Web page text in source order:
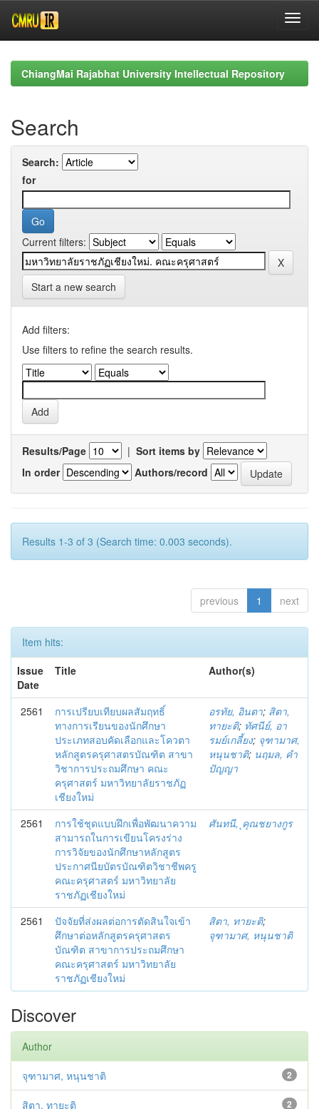
navigationChiangMai Rajabhat University Intellectual Repository
Search
Search:
for
Current filters:
Start a new search
Add filters:
Use filters to refine the search results.
Results/Page | Sort items by
In order
Authors/record
Results 1-3 of 3 (Search time: 0.003 seconds).
previous 1 next
Item hits:
Issue
Date
Title Author(s)
2561
การเปรียบเทียบผลสัมฤทธิ์
ทางการเรียนของนักศึกษา
ประเภทสอบคัดเลือกและโควตา
หลักสูตรครุศาสตรบัณฑิต สาขา
วิชาการประถมศึกษา คณะ
ครุศาสตร์ มหาวิทยาลัยราชภัฏ
เชียงใหม่
อรทัย, อินตา; สิตา,
ทายะติ; ทัศนีย์, อา
รมย์เกลี้ยง; จุฑามาศ,
หนุนชาติ; นฤมล, คำ
ปัญญา
2561
การใช้ชุดแบบฝึกเพื่อพัฒนาความ
สามารถในการเขียนโครงร่าง
การวิจัยของนักศึกษาหลักสูตร
ประกาศนียบัตรบัณฑิตวิชาชีพครู
คณะครุศาสตร์ มหาวิทยาลัย
ราชภัฏเชียงใหม่
ศันทนี, ุคุณชยางกูร
2561
ปัจจัยที่ส่งผลต่อการตัดสินใจเข้า
ศึกษาต่อหลักสูตรครุศาสตร
บัณฑิต สาขาการประถมศึกษา
คณะครุศาสตร์ มหาวิทยาลัย
ราชภัฏเชียงใหม่
สิตา, ทายะติ;
จุฑามาศ, หนุนชาติ
Discover
Author
2
จุฑามาศ, หนุนชาติ
2
สิตา, ทายะติ